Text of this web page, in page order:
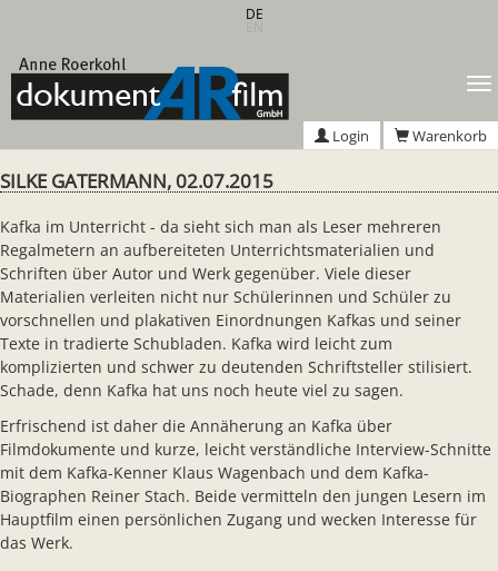
springen
DE
Login Warenkorb
SILKE GATERMANN, 02.07.2015
Kafka im Unterricht - da sieht sich man als Leser mehreren
Regalmetern an aufbereiteten Unterrichtsmaterialien und
Schriften über Autor und Werk gegenüber. Viele dieser
Materialien verleiten nicht nur Schülerinnen und Schüler zu
vorschnellen und plakativen Einordnungen Kafkas und seiner
Texte in tradierte Schubladen. Kafka wird leicht zum
komplizierten und schwer zu deutenden Schriftsteller stilisiert.
Schade, denn Kafka hat uns noch heute viel zu sagen.
Erfrischend ist daher die Annäherung an Kafka über
Filmdokumente und kurze, leicht verständliche Interview-Schnitte
mit dem Kafka-Kenner Klaus Wagenbach und dem Kafka-
Biographen Reiner Stach. Beide vermitteln den jungen Lesern im
Hauptfilm einen persönlichen Zugang und wecken Interesse für
das Werk.